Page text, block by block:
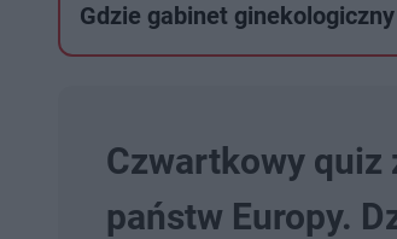
Gdzie gabinet
Czwartkowy quiz
państw Europy.